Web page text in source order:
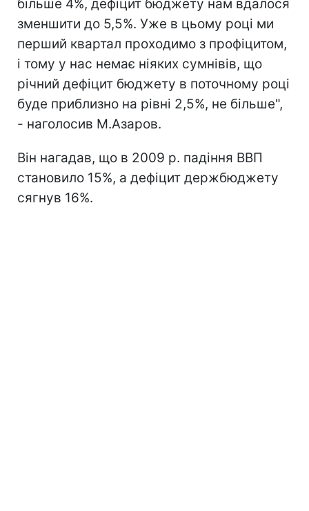
більше 4%, дефіцит бюджету нам вдалося
зменшити до 5,5%. Уже в цьому році ми
перший квартал проходимо з профіцитом,
і тому у нас немає ніяких сумнівів, що
річний дефіцит бюджету в поточному році
буде приблизно на рівні 2,5%, не більше",
- наголосив М.Азаров.
Він нагадав, що в 2009 р. падіння ВВП
становило 15%, а дефіцит держбюджету
сягнув 16%.